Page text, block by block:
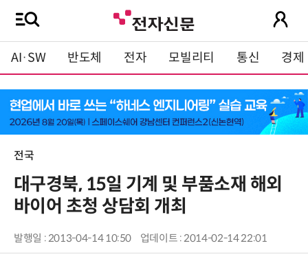
AI·SW 반도체 전자 모빌리티 통신 경제
전국
대구경북, 15일 기계 및 부품소재 해외
바이어 초청 상담회 개최
발행일 : 2013-04-14 10:50 업데이트 : 2014-02-14 22:01